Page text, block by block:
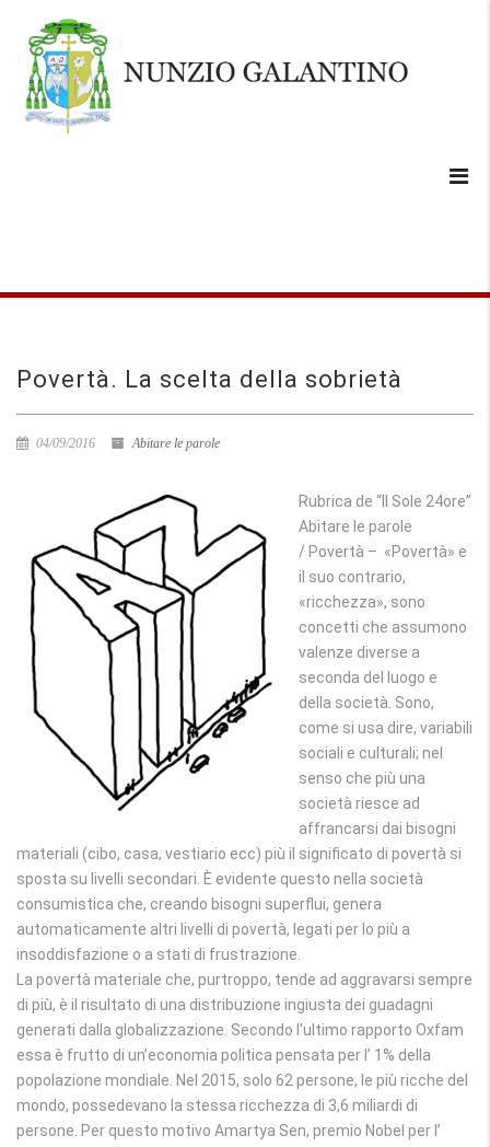
Povertà. La scelta della sobrietà
04/09/2016 Abitare le parole
Rubrica de “Il Sole 24ore”
Abitare le parole
/ Povertà – «Povertà» e
il suo contrario,
«ricchezza», sono
concetti che assumono
valenze diverse a
seconda del luogo e
della società. Sono,
come si usa dire, variabili
sociali e culturali; nel
senso che più una
società riesce ad
affrancarsi dai bisogni
materiali (cibo, casa, vestiario ecc) più il significato di povertà si
sposta su livelli secondari. È evidente questo nella società
consumistica che, creando bisogni superflui, genera
automaticamente altri livelli di povertà, legati per lo più a
insoddisfazione o a stati di frustrazione.
La povertà materiale che, purtroppo, tende ad aggravarsi sempre
di più, è il risultato di una distribuzione ingiusta dei guadagni
generati dalla globalizzazione. Secondo l’ultimo rapporto Oxfam
essa è frutto di un’economia politica pensata per l’ 1% della
popolazione mondiale. Nel 2015, solo 62 persone, le più ricche del
mondo, possedevano la stessa ricchezza di 3,6 miliardi di
persone. Per questo motivo Amartya Sen, premio Nobel per l’